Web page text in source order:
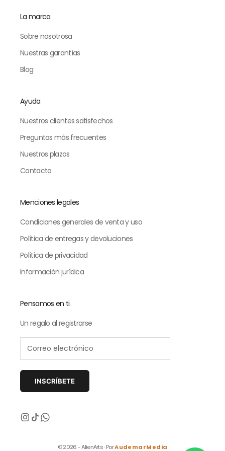
La marca
Sobre nosotrosa
Nuestras garantías
Blog
Ayuda
Nuestros clientes satisfechos
Preguntas más frecuentes
Nuestros plazos
Contacto
Menciones legales
Condiciones generales de venta y uso
Política de entregas y devoluciones
Política de privacidad
Información jurídica
Pensamos en ti.
Un regalo al registrarse
INSCRÍBETE
© 2026 - AlienArts · PorAudemarMedia